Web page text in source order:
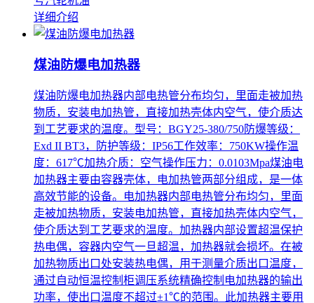
详细介绍
煤油防爆电加热器
煤油防爆电加热器内部电热管分布均匀，里面走被加热
物质，安装电加热管，直接加热壳体内空气，使介质达
到工艺要求的温度。型号：BGY25-380/750防爆等级：
Exd II BT3，防护等级：IP56工作效率：750KW操作温
度：617℃加热介质：空气操作压力：0.0103Mpa煤油电
加热器主要由容器壳体，电加热管两部分组成，是一体
高效节能的设备。电加热器内部电热管分布均匀，里面
走被加热物质，安装电加热管，直接加热壳体内空气，
使介质达到工艺要求的温度。加热器内部设置超温保护
热电偶，容器内空气一旦超温，加热器就会损坏。在被
加热物质出口处安装热电偶，用于测量介质出口温度，
通过自动恒温控制柜调压系统精确控制电加热器的输出
功率，使出口温度不超过±1℃的范围。此加热器主要用